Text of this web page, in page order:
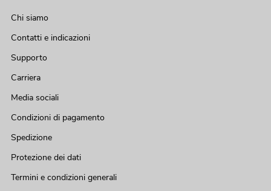
Chi siamo
Contatti e indicazioni
Supporto
Carriera
Media sociali
Condizioni di pagamento
Spedizione
Protezione dei dati
Termini e condizioni generali